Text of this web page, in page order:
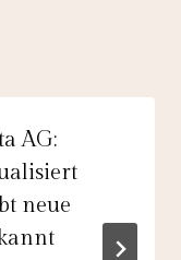
AG:
neue